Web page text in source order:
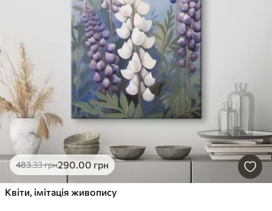
483.33грн290.00 грн
Квіти, імітація живопису